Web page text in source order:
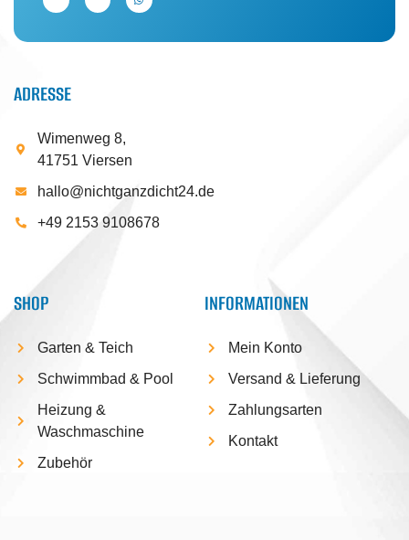
ADRESSE
Wimenweg 8,
41751 Viersen
hallo@nichtganzdicht24.de
+49 2153 9108678
SHOP
Garten & Teich
Schwimmbad & Pool
Heizung &
Waschmaschine
Zubehör
INFORMATIONEN
Mein Konto
Versand & Lieferung
Zahlungsarten
Kontakt